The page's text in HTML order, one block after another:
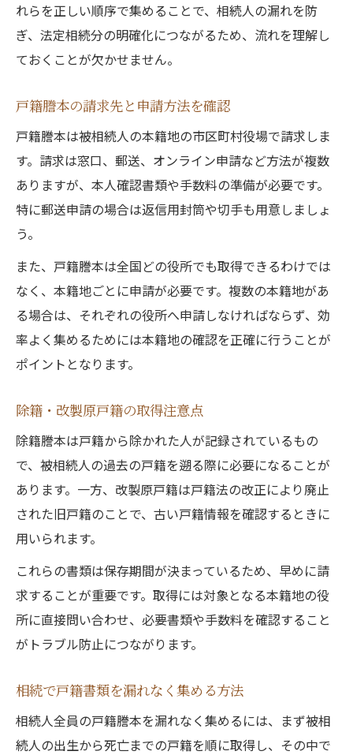
れらを正しい順序で集めることで、相続人の漏れを防
ぎ、法定相続分の明確化につながるため、流れを理解し
ておくことが欠かせません。
戸籍謄本の請求先と申請方法を確認
戸籍謄本は被相続人の本籍地の市区町村役場で請求しま
す。請求は窓口、郵送、オンライン申請など方法が複数
ありますが、本人確認書類や手数料の準備が必要です。
特に郵送申請の場合は返信用封筒や切手も用意しましょ
う。
また、戸籍謄本は全国どの役所でも取得できるわけでは
なく、本籍地ごとに申請が必要です。複数の本籍地があ
る場合は、それぞれの役所へ申請しなければならず、効
率よく集めるためには本籍地の確認を正確に行うことが
ポイントとなります。
除籍・改製原戸籍の取得注意点
除籍謄本は戸籍から除かれた人が記録されているもの
で、被相続人の過去の戸籍を遡る際に必要になることが
あります。一方、改製原戸籍は戸籍法の改正により廃止
された旧戸籍のことで、古い戸籍情報を確認するときに
用いられます。
これらの書類は保存期間が決まっているため、早めに請
求することが重要です。取得には対象となる本籍地の役
所に直接問い合わせ、必要書類や手数料を確認すること
がトラブル防止につながります。
相続で戸籍書類を漏れなく集める方法
相続人全員の戸籍謄本を漏れなく集めるには、まず被相
続人の出生から死亡までの戸籍を順に取得し、その中で